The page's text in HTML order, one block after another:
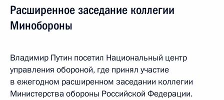
Расширенное заседание коллегии
Минобороны
Владимир Путин посетил Национальный центр
управления обороной, где принял участие
в ежегодном расширенном заседании коллегии
Министерства обороны Российской Федерации.